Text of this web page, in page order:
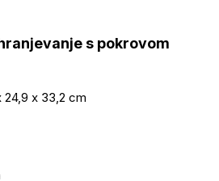
s pokrovom
24,9 x 33,2 cm